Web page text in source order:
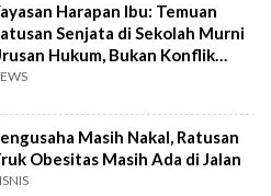
Harapan Ibu: Temuan
Senjata di Sekolah Murni
Hukum, Bukan Konflik
Masih Nakal, Ratusan
Obesitas Masih Ada di Jalan